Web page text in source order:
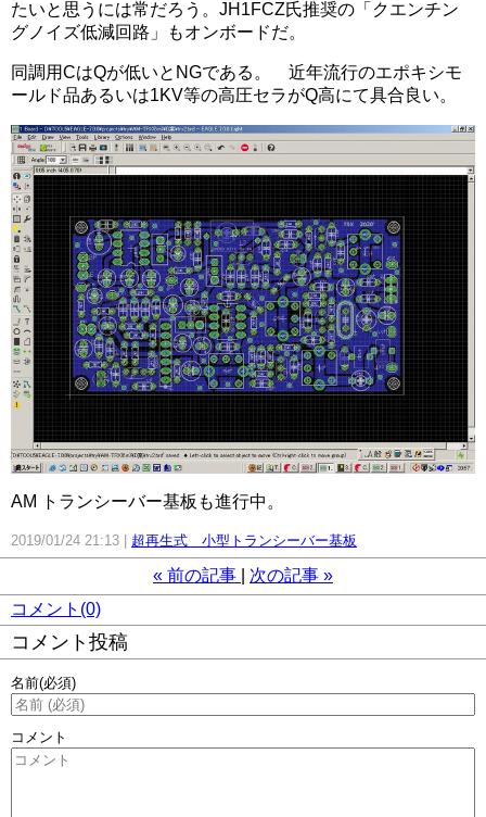
たいと思うには常だろう。JH1FCZ氏推奨の「クエンチン
グノイズ低減回路」もオンボードだ。
同調用CはQが低いとNGである。 近年流行のエポキシモ
ールド品あるいは1KV等の高圧セラがQ高にて具合良い。
AM トランシーバー基板も進行中。
2019/01/24 21:13 超再生式 小型トランシーバー基板
« 前の記事 次の記事 »
コメント(0)
コメント投稿
名前(必須)
コメント